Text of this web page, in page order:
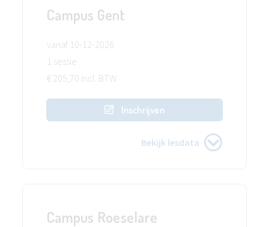
Campus Gent
vanaf 10-12-2026
1 sessie
€ 205,70 incl. BTW
Inschrijven
Bekijk lesdata
Campus Roeselare